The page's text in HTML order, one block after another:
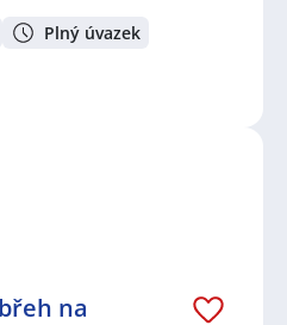
Plný úvazek
na